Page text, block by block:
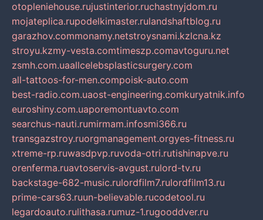
otopleniehouse.rujustinterior.ruchastnyjdom.ru
mojateplica.rupodelkimaster.rulandshaftblog.ru
garazhov.commonamy.netstroysnami.kzlcna.kz
stroyu.kzmy-vesta.comtimeszp.comavtoguru.net
zsmh.com.uaallcelebsplasticsurgery.com
all-tattoos-for-men.compoisk-auto.com
best-radio.com.uaost-engineering.comkuryatnik.info
euroshiny.com.uaporemontuavto.com
searchus-nauti.rumirmam.infosmi366.ru
transgazstroy.ruorgmanagement.orgyes-fitness.ru
xtreme-rp.ruwasdpvp.ruvoda-otri.rutishinapve.ru
orenferma.ruavtoservis-avgust.rulord-tv.ru
backstage-682-music.rulordfilm7.rulordfilm13.ru
prime-cars63.ruun-believable.rucodetool.ru
legardoauto.rulithasa.rumuz-1.rugooddver.ru